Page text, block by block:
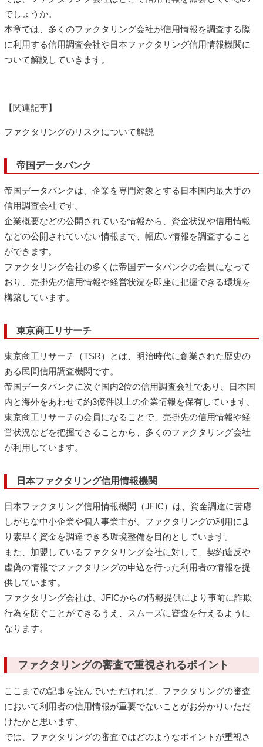
でしょうか。
本章では、多くのファクタリング会社が信用情報を調査する際
に利用する信用調査会社や日本ファクタリング信用情報機関に
ついて解説していきます。
【関連記事】
ファクタリングのリスクについて解説
帝国データバンク
帝国データバンクは、企業を専門対象とする日本国内最大手の
信用調査会社です。
企業概要などの公開されている情報から、資金状況や信用情報
などの公開されていない情報まで、幅広い情報を調査すること
ができます。
ファクタリング会社の多くは帝国データバンクの会員になって
おり、売掛先の信用情報や経営状況を即座に把握できる環境を
構築しています。
東京商工リサーチ
東京商工リサーチ（TSR）とは、明治時代に創業された歴史の
ある民間信用調査機関です。
帝国データバンクに次ぐ国内2位の信用調査会社であり、日本国
内と海外をあわせて約3億件以上の企業情報を保有しています。
東京商工リサーチの会員になることで、売掛先の信用情報や経
営状況などを把握できることから、多くのファクタリング会社
が利用しています。
日本ファクタリング信用情報機関
日本ファクタリング信用情報機関（JFIC）は、資金調達に苦慮
しがちな中小企業や個人事業主が、ファクタリングの利用によ
り素早く資金を調達できる環境整備を目的としています。
また、加盟しているファクタリング会社に対して、契約違反や
虚偽の情報でファクタリングの申込を行った利用者の情報を提
供しています。
ファクタリング会社は、JFICからの情報提供により事前に詐欺
行為を防ぐことができるうえ、スムーズに審査を行えるように
なります。
ファクタリングの審査で重視されるポイント
ここまでの記事を読んでいただければ、ファクタリングの審査
において利用者の信用情報が重要でないことがお分かりいただ
けたかと思います。
では、ファクタリングの審査ではどのようなポイントが重視さ